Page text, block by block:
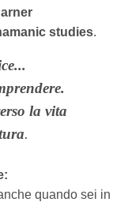
studies.
la vita
.
quando sei in